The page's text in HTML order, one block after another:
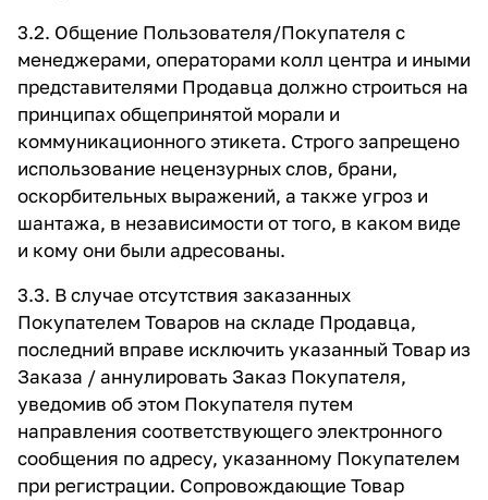
3.2. Общение Пользователя/Покупателя с
менеджерами, операторами колл центра и иными
представителями Продавца должно строиться на
принципах общепринятой морали и
коммуникационного этикета. Строго запрещено
использование нецензурных слов, брани,
оскорбительных выражений, а также угроз и
шантажа, в независимости от того, в каком виде
и кому они были адресованы.
3.3. В случае отсутствия заказанных
Покупателем Товаров на складе Продавца,
последний вправе исключить указанный Товар из
Заказа / аннулировать Заказ Покупателя,
уведомив об этом Покупателя путем
направления соответствующего электронного
сообщения по адресу, указанному Покупателем
при регистрации. Сопровождающие Товар